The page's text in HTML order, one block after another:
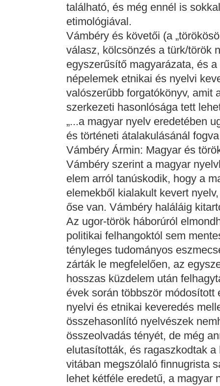
található, és még ennél is
etimológiával.
Vámbéry és követői (a
válasz, kölcsönzés a türk/török
egyszerűsítő magyarázata, és
népelemek etnikai és nyelvi
valószerűbb forgatókönyv, amit
szerkezeti hasonlósága tett
„...a magyar nyelv eredetében
és történeti átalakulásánál
Vámbéry Ármin: Magyar és
Vámbéry szerint a magyar
elem arról tanúskodik, hogy a
elemekből kialakult kevert
őse van. Vámbéry haláláig
Az ugor-török háborúról
politikai felhangoktól sem
tényleges tudományos
zárták le megfelelően, az
hosszas küzdelem után
évek során többször
nyelvi és etnikai keveredés
összehasonlító nyelvészek
összeolvadás tényét, de még
elutasították, és ragaszkodtak
vitában megszólaló finnugrista
lehet kétféle eredetű, a magyar